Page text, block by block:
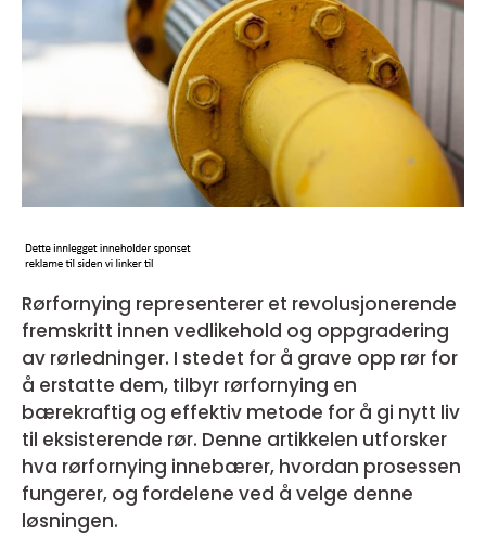
Rørfornying representerer et revolusjonerende
fremskritt innen vedlikehold og oppgradering
av rørledninger. I stedet for å grave opp rør for
å erstatte dem, tilbyr rørfornying en
bærekraftig og effektiv metode for å gi nytt liv
til eksisterende rør. Denne artikkelen utforsker
hva rørfornying innebærer, hvordan prosessen
fungerer, og fordelene ved å velge denne
løsningen.